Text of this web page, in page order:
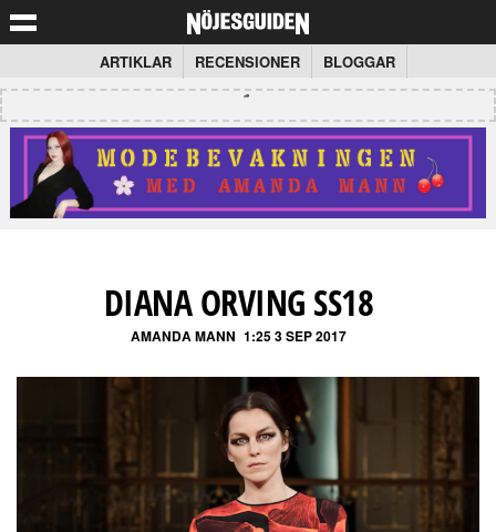
ARTIKLAR RECENSIONER BLOGGAR
DIANA ORVING SS18
AMANDA MANN 1:25 3 SEP 2017